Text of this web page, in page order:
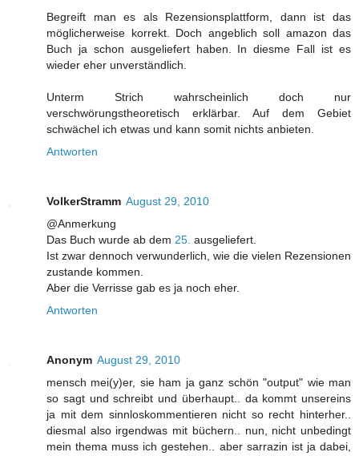
Begreift man es als Rezensionsplattform, dann ist das
möglicherweise korrekt. Doch angeblich soll amazon das
Buch ja schon ausgeliefert haben. In diesme Fall ist es
wieder eher unverständlich.
Unterm Strich wahrscheinlich doch nur
verschwörungstheoretisch erklärbar. Auf dem Gebiet
schwächel ich etwas und kann somit nichts anbieten.
Antworten
VolkerStramm August 29, 2010
@Anmerkung
Das Buch wurde ab dem 25. ausgeliefert.
Ist zwar dennoch verwunderlich, wie die vielen Rezensionen
zustande kommen.
Aber die Verrisse gab es ja noch eher.
Antworten
Anonym August 29, 2010
mensch mei(y)er, sie ham ja ganz schön "output" wie man
so sagt und schreibt und überhaupt.. da kommt unsereins
ja mit dem sinnloskommentieren nicht so recht hinterher..
diesmal also irgendwas mit büchern.. nun, nicht unbedingt
mein thema muss ich gestehen.. aber sarrazin ist ja dabei,